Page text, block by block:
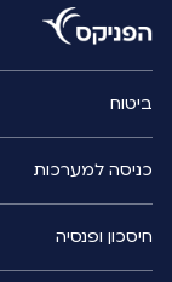
ביטוח
כניסה למערכות
חיסכון ופנסיה